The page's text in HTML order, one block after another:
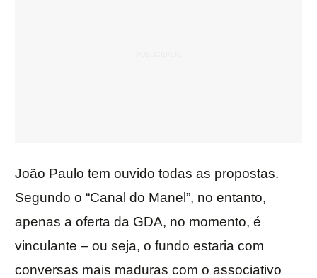
João Paulo tem ouvido todas as propostas.
Segundo o “Canal do Manel”, no entanto,
apenas a oferta da GDA, no momento, é
vinculante – ou seja, o fundo estaria com
conversas mais maduras com o associativo